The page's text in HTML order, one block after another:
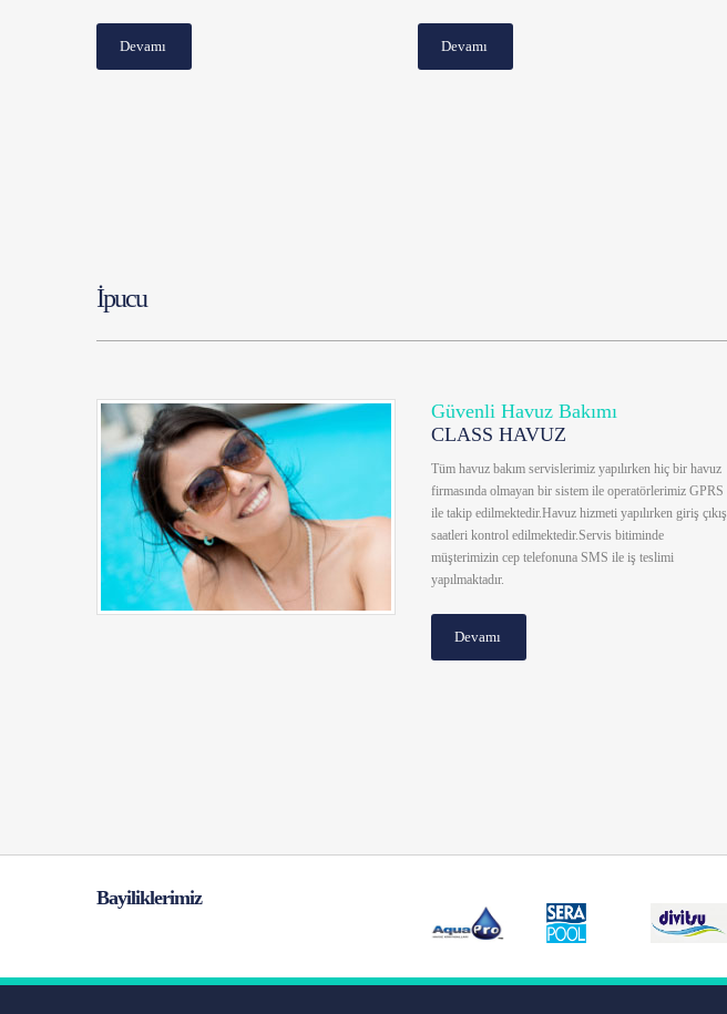
Devamı Devamı
İpucu
Güvenli Havuz Bakımı
CLASS HAVUZ
Tüm havuz bakım servislerimiz yapılırken hiç bir havuz
firmasında olmayan bir sistem ile operatörlerimiz GPRS
ile takip edilmektedir.Havuz hizmeti yapılırken giriş çıkış
saatleri kontrol edilmektedir.Servis bitiminde
müşterimizin cep telefonuna SMS ile iş teslimi
yapılmaktadır.
Devamı
Bayiliklerimiz